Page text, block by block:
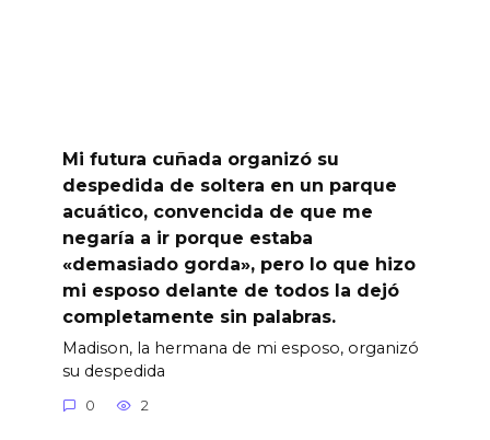
Mi futura cuñada organizó su
despedida de soltera en un parque
acuático, convencida de que me
negaría a ir porque estaba
«demasiado gorda», pero lo que hizo
mi esposo delante de todos la dejó
completamente sin palabras.
Madison, la hermana de mi esposo, organizó
su despedida
0 2